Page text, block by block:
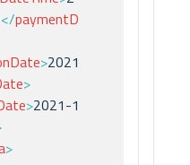
</paymentD
>2021
>
>2021-1
>